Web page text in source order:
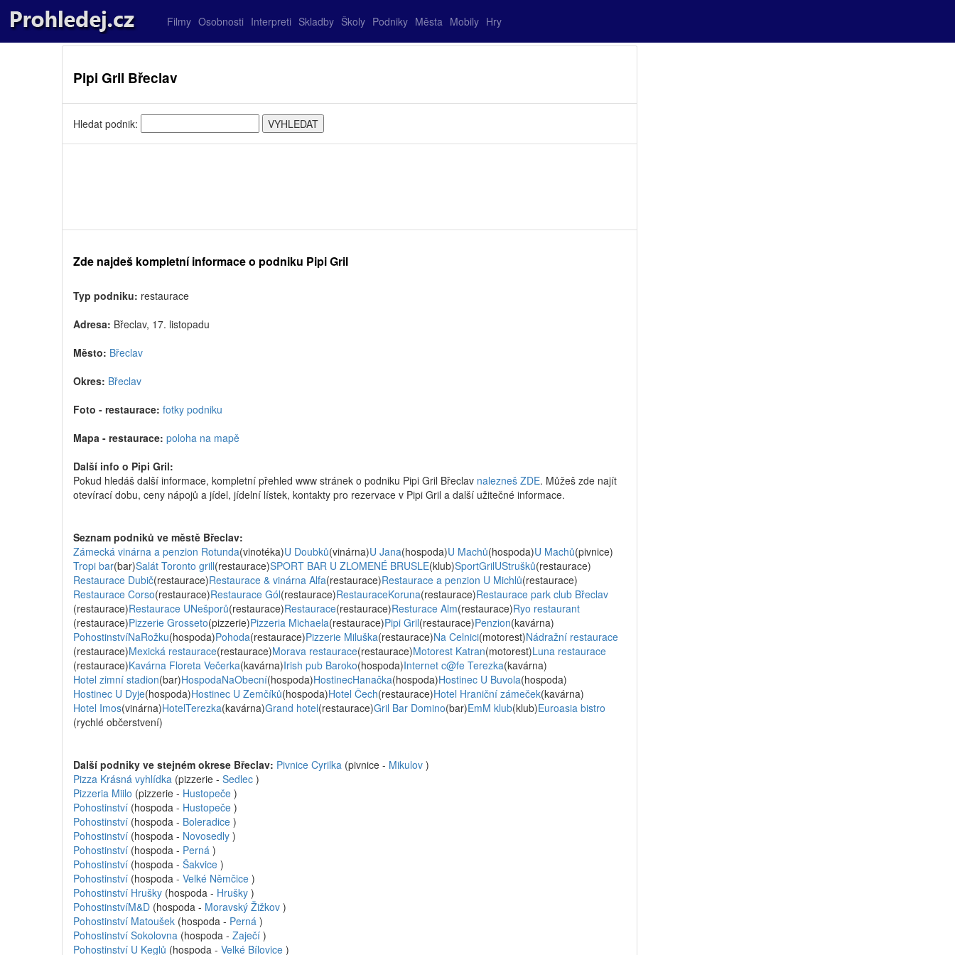
Filmy Osobnosti Interpreti Skladby Školy Podniky Města Mobily Hry
Pipi Gril Břeclav
Hledat podnik:
Zde najdeš kompletní informace o podniku Pipi Gril
Typ podniku: restaurace
Adresa: Břeclav, 17. listopadu
Město: Břeclav
Okres: Břeclav
Foto - restaurace: fotky podniku
Mapa - restaurace: poloha na mapě
Další info o Pipi Gril:
Pokud hledáš další informace, kompletní přehled www stránek o podniku Pipi Gril Břeclav nalezneš ZDE. Můžeš zde najít
otevírací dobu, ceny nápojů a jídel, jídelní lístek, kontakty pro rezervace v Pipi Gril a další užitečné informace.
Seznam podniků ve městě Břeclav:
Zámecká vinárna a penzion Rotunda(vinotéka)U Doubků(vinárna)U Jana(hospoda)U Machů(hospoda)U Machů(pivnice)
Tropi bar(bar)Salát Toronto grill(restaurace)SPORT BAR U ZLOMENÉ BRUSLE(klub)SportGrilUStrušků(restaurace)
Restaurace Dubič(restaurace)Restaurace & vinárna Alfa(restaurace)Restaurace a penzion U Michlů(restaurace)
Restaurace Corso(restaurace)Restaurace Gól(restaurace)RestauraceKoruna(restaurace)Restaurace park club Břeclav
(restaurace)Restaurace UNešporů(restaurace)Restaurace(restaurace)Resturace Alm(restaurace)Ryo restaurant
(restaurace)Pizzerie Grosseto(pizzerie)Pizzeria Michaela(restaurace)Pipi Gril(restaurace)Penzion(kavárna)
PohostinstvíNaRožku(hospoda)Pohoda(restaurace)Pizzerie Miluška(restaurace)Na Celnici(motorest)Nádražní restaurace
(restaurace)Mexická restaurace(restaurace)Morava restaurace(restaurace)Motorest Katran(motorest)Luna restaurace
(restaurace)Kavárna Floreta Večerka(kavárna)Irish pub Baroko(hospoda)Internet c@fe Terezka(kavárna)
Hotel zimní stadion(bar)HospodaNaObecní(hospoda)HostinecHanačka(hospoda)Hostinec U Buvola(hospoda)
Hostinec U Dyje(hospoda)Hostinec U Zemčíků(hospoda)Hotel Čech(restaurace)Hotel Hraniční zámeček(kavárna)
Hotel Imos(vinárna)HotelTerezka(kavárna)Grand hotel(restaurace)Gril Bar Domino(bar)EmM klub(klub)Euroasia bistro
(rychlé občerstvení)
Další podniky ve stejném okrese Břeclav: Pivnice Cyrilka (pivnice - Mikulov )
Pizza Krásná vyhlídka (pizzerie - Sedlec )
Pizzeria Miilo (pizzerie - Hustopeče )
Pohostinství (hospoda - Hustopeče )
Pohostinství (hospoda - Boleradice )
Pohostinství (hospoda - Novosedly )
Pohostinství (hospoda - Perná )
Pohostinství (hospoda - Šakvice )
Pohostinství (hospoda - Velké Němčice )
Pohostinství Hrušky (hospoda - Hrušky )
PohostinstvíM&D (hospoda - Moravský Žižkov )
Pohostinství Matoušek (hospoda - Perná )
Pohostinství Sokolovna (hospoda - Zaječí )
Pohostinství U Keglů (hospoda - Velké Bílovice )